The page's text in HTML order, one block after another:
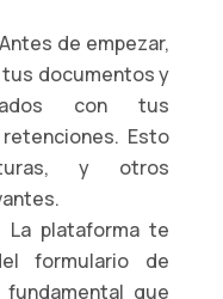
Antes de empezar,
documentos y
con tus
Esto
y otros
La plataforma te
formulario de
que